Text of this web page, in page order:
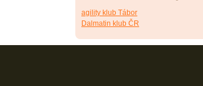
agility klub Tábor
Dalmatin klub ČR